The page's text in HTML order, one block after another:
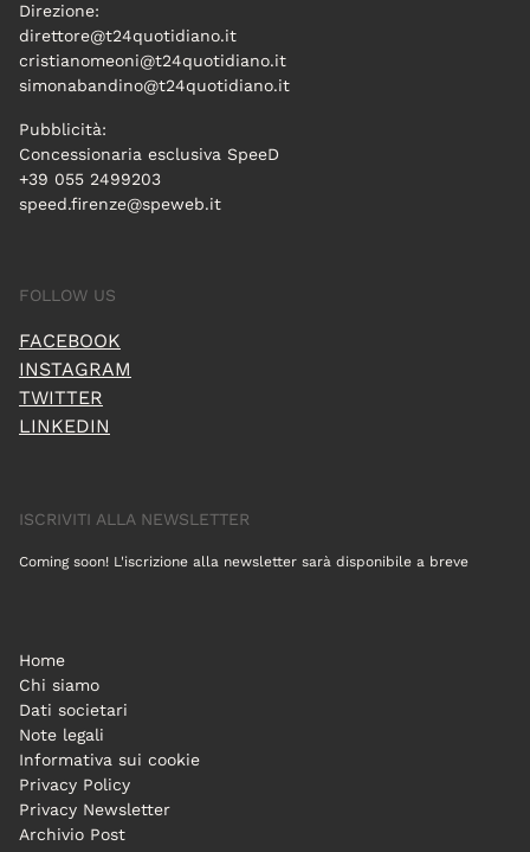
Direzione:
direttore@t24quotidiano.it
cristianomeoni@t24quotidiano.it
simonabandino@t24quotidiano.it
Pubblicità:
Concessionaria esclusiva SpeeD
+39 055 2499203
speed.firenze@speweb.it
FOLLOW US
FACEBOOK
INSTAGRAM
TWITTER
LINKEDIN
ISCRIVITI ALLA NEWSLETTER
Coming soon! L'iscrizione alla newsletter sarà disponibile a breve
Home
Chi siamo
Dati societari
Note legali
Informativa sui cookie
Privacy Policy
Privacy Newsletter
Archivio Post